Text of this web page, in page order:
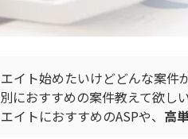
イト始めたいけどどんな案件
におすすめの案件教えて欲し
イトにおすすめのASPや、 高